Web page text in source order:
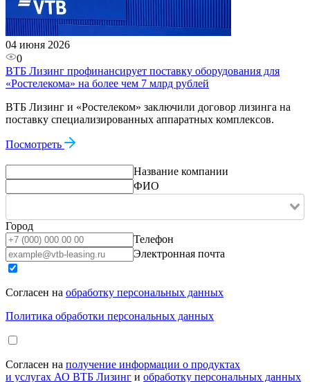
04 июня 2026
0
ВТБ Лизинг профинансирует поставку оборудования для
«Ростелекома» на более чем 7 млрд рублей
ВТБ Лизинг и «Ростелеком» заключили договор лизинга на
поставку специализированных аппаратных комплексов.
Посмотреть
Название компании
ФИО
Город
Телефон
Электронная почта
Согласен на обработку персональных данных
Политика обработки персональных данных
Согласен на получение информации о продуктах
и услугах АО ВТБ Лизинг и обработку персональных данных